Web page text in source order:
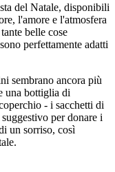
del Natale, disponibili
l'amore e l'atmosfera
belle cose
perfettamente adatti
sembrano ancora più
una bottiglia di
- i sacchetti di
per donare i
un sorriso, così